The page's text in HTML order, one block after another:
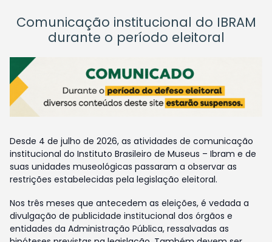
Comunicação institucional do IBRAM
durante o período eleitoral
Desde 4 de julho de 2026, as atividades de comunicação
institucional do Instituto Brasileiro de Museus – Ibram e de
suas unidades museológicas passaram a observar as
restrições estabelecidas pela legislação eleitoral.
Nos três meses que antecedem as eleições, é vedada a
divulgação de publicidade institucional dos órgãos e
entidades da Administração Pública, ressalvadas as